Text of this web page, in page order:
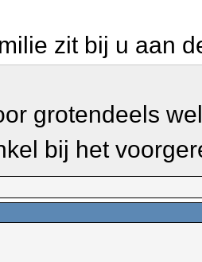
zit bij u aan
grotendeels
bij het